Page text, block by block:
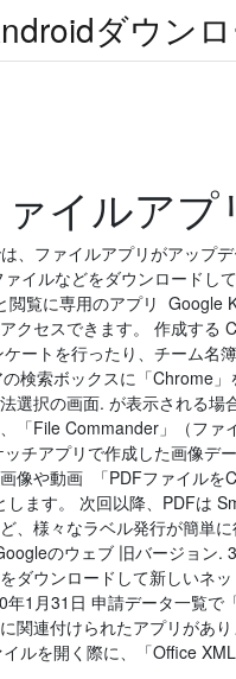
ダウン
イルア
、ファイルアプリがアップ
イルなどをダウンロードし
閲覧に専用のアプリ Google
クセスできます。 作成する
ートを行ったり、チーム
検索ボックスに「Chrome
選択の画⾯. が表⽰される
「File Commander」（フ
チアプリで作成した画像デ
像や動画 「PDFファイル
します。 次回以降、PDFは
、様々なラベル発行が簡単
のウェブ 旧バージョン
ダウンロードして新しいネ
1月31日 申請データ一覧で
関連付けられたアプリがあ
ルを開く際に、「Office